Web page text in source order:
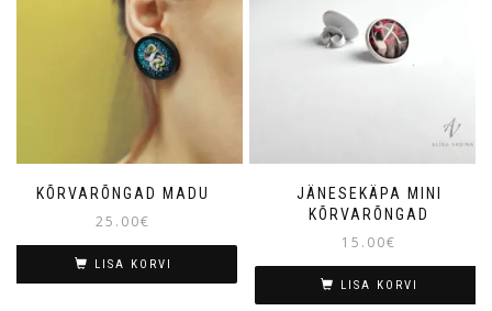
KÕRVARÕNGAD MADU
25.00€
LISA KORVI
JÄNESEKÄPA MINI
KÕRVARÕNGAD
15.00€
LISA KORVI